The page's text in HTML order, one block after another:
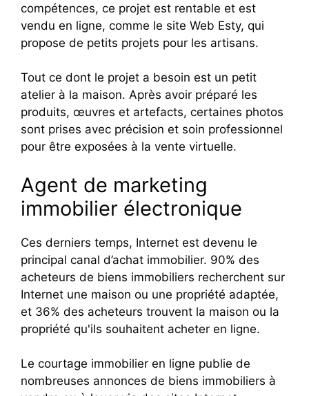
compétences, ce projet est rentable et est
vendu en ligne, comme le site Web Esty, qui
propose de petits projets pour les artisans.
Tout ce dont le projet a besoin est un petit
atelier à la maison. Après avoir préparé les
produits, œuvres et artefacts, certaines photos
sont prises avec précision et soin professionnel
pour être exposées à la vente virtuelle.
Agent de marketing
immobilier électronique
Ces derniers temps, Internet est devenu le
principal canal d’achat immobilier. 90% des
acheteurs de biens immobiliers recherchent sur
Internet une maison ou une propriété adaptée,
et 36% des acheteurs trouvent la maison ou la
propriété qu'ils souhaitent acheter en ligne.
Le courtage immobilier en ligne publie de
nombreuses annonces de biens immobiliers à